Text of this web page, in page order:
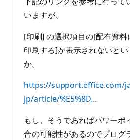
ん
いますが、
[印刷] の選択項目の[配布資料
印刷する]が表示されないとい
か。
https://support.office.com/
jp/article/%E5%8D...
もし、そうであればパワーポ
合の可能性があるのでプログ